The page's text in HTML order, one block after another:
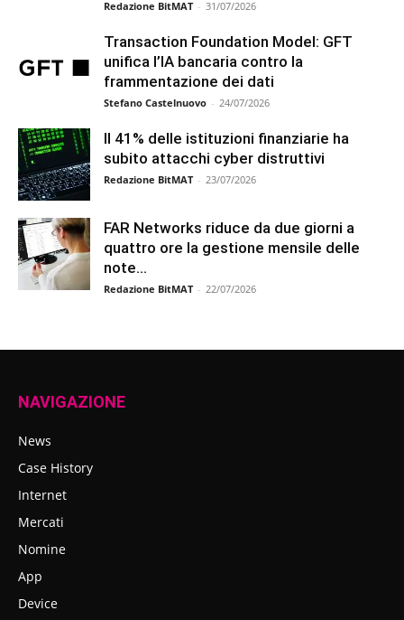
Redazione BitMAT - 31/07/2026
Transaction Foundation Model: GFT
unifica l’IA bancaria contro la
frammentazione dei dati
Stefano Castelnuovo - 24/07/2026
Il 41% delle istituzioni finanziarie ha
subito attacchi cyber distruttivi
Redazione BitMAT - 23/07/2026
FAR Networks riduce da due giorni a
quattro ore la gestione mensile delle
note...
Redazione BitMAT - 22/07/2026
NAVIGAZIONE
News
Case History
Internet
Mercati
Nomine
App
Device